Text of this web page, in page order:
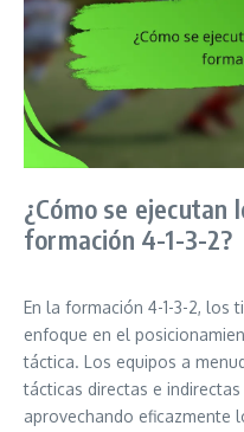
¿Cómo se ejecutan
formación 4-1-3-2?
En la formación 4-1-3-2, los
enfoque en el
táctica. Los equipos a
tácticas directas e
aprovechando eficazmente